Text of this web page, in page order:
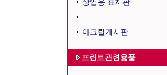
• 상업용 표지판
•
• 아크릴게시판
프린트관련용품